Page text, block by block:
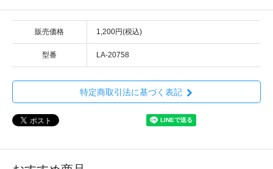
販売価格 1,200円(税込)
型番 LA-20758
特定商取引法に基づく表記